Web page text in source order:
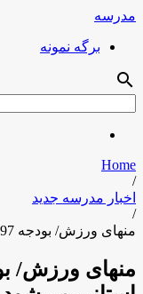
مدرسه
برگه نمونه
search
Home
/
اخبار مدرسه جدید
/
منهای ورزش/ بودجه 97 آموزش و پرورش استانی می‌شود